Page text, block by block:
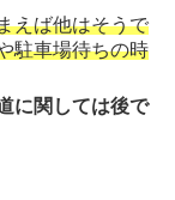
えば他はそうで
駐車場待ちの時
に関しては後で